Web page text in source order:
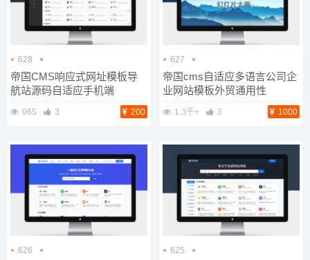
628
帝国CMS响应式网址模板导
航站源码自适应手机端
965 3 200
627
帝国cms自适应多语言公司企
业网站模板外贸通用性
1.3千+ 3 1000
626 625